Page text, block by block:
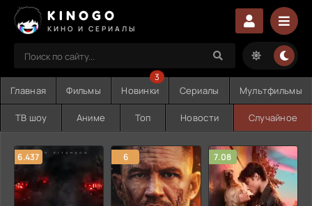
KINOGO
КИНО И СЕРИАЛЫ
Главная Фильмы Новинки
3
Сериалы Мультфильмы
ТВ шоу Аниме Топ Новости Случайное
6.437 6 7.08